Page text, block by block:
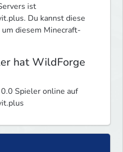
ist
Du kannst diese
diesem Minecraft-
hat WildForge
Spieler online auf